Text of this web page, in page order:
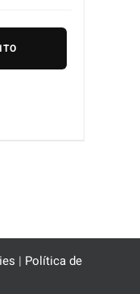
| Política de